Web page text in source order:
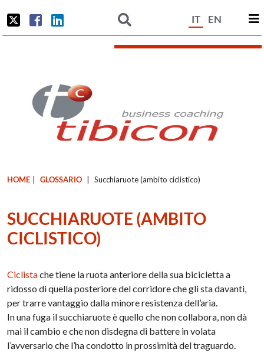
IT EN
HOME GLOSSARIO Succhiaruote (ambito ciclistico)
SUCCHIARUOTE (AMBITO
CICLISTICO)
Ciclistache tiene la ruota anteriore della sua bicicletta a
ridosso di quella posteriore del corridore che gli sta davanti,
per trarre vantaggio dalla minore resistenza dell’aria.
In una fuga il succhiaruote è quello che non collabora, non dà
mai il cambio e che non disdegna di battere in volata
l’avversario che l’ha condotto in prossimità del traguardo.